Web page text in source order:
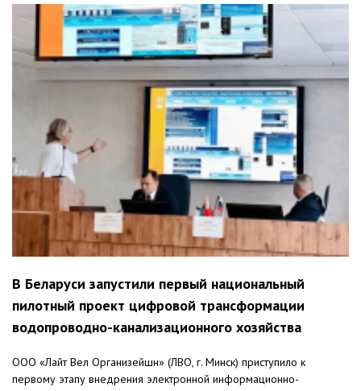
В Беларуси запустили первый национальный
пилотный проект цифровой трансформации
водопроводно-канализационного хозяйства
ООО «Лайт Вел Организейшн» (ЛВО, г. Минск) приступило к
первому этапу внедрения электронной информационно-